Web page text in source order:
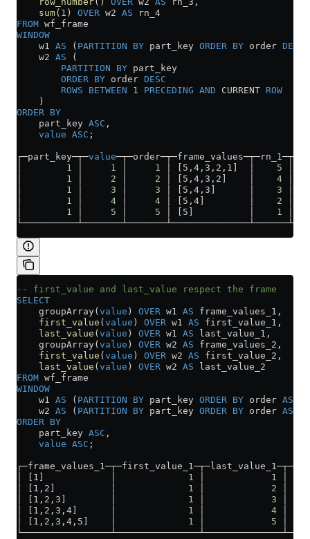
    sum
( 1 ) OVER w2 AS rn_4
FROM wf_frame
WINDOW
    w1
AS ( PARTITION BY part_key ORDER BY order DESC
    w2
AS (
        PARTITION
BY part_key
        ORDER BY
order DESC
        ROWS
BETWEEN 1 PRECEDING AND CURRENT ROW
    )
ORDER BY
    part_key
ASC ,
    value
ASC ;
┌─part_key─┬─value
1 1 1 │ [5,4,3,2,1]  │ 5
1 2 2 │ [5,4,3,2]    │ 4
1 3 3 │ [5,4,3]      │ 3
1 4 4 │ [5,4]        │ 2
1 5 5 │ [5]          │ 1
-- first_value and last_value respect the frame
SELECT
    groupArray(
value ) OVER w1 AS frame_values_1,
    first_value
( value ) OVER w1 AS first_value_1,
    last_value
( value ) OVER w1 AS last_value_1,
    groupArray(
value ) OVER w2 AS frame_values_2,
    first_value
( value ) OVER w2 AS first_value_2,
    last_value
( value ) OVER w2 AS last_value_2
FROM wf_frame
WINDOW
    w1
AS ( PARTITION BY part_key ORDER BY order ASC
    w2
AS ( PARTITION BY part_key ORDER BY order ASC
ORDER BY
    part_key
ASC ,
    value
ASC ;
│ [1]            │ 1 1
│ [1,2]          │ 1 2
│ [1,2,3]        │ 1 3
│ [1,2,3,4]      │ 1 4
│ [1,2,3,4,5]    │ 1 5